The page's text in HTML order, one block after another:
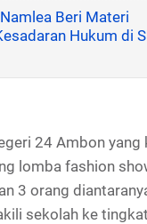
Beri Materi
Hukum di
24 Ambon yang
lomba fashion
3 orang
sekolah ke